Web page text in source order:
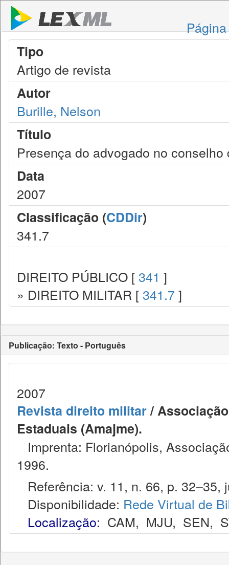
Tipo
Artigo de revista
Autor
Burille, Nelson
Título
Presença do advogado no
Data
2007
Classificação (CDDir)
341.7
DIREITO PÚBLICO [ 341 ]
» DIREITO MILITAR [ 341.7 ]
Publicação: Texto - Português
2007
Revista direito militar/
Estaduais (Amajme).
Imprenta: Florianópolis,
1996.
Referência: v. 11, n. 66, p. 32–35,
Disponibilidade: Rede Virtual de
Localização: CAM, MJU, SEN,